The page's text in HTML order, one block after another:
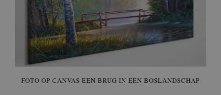
FOTO OP CANVAS EEN BRUG IN EEN BOSLANDSCHAP